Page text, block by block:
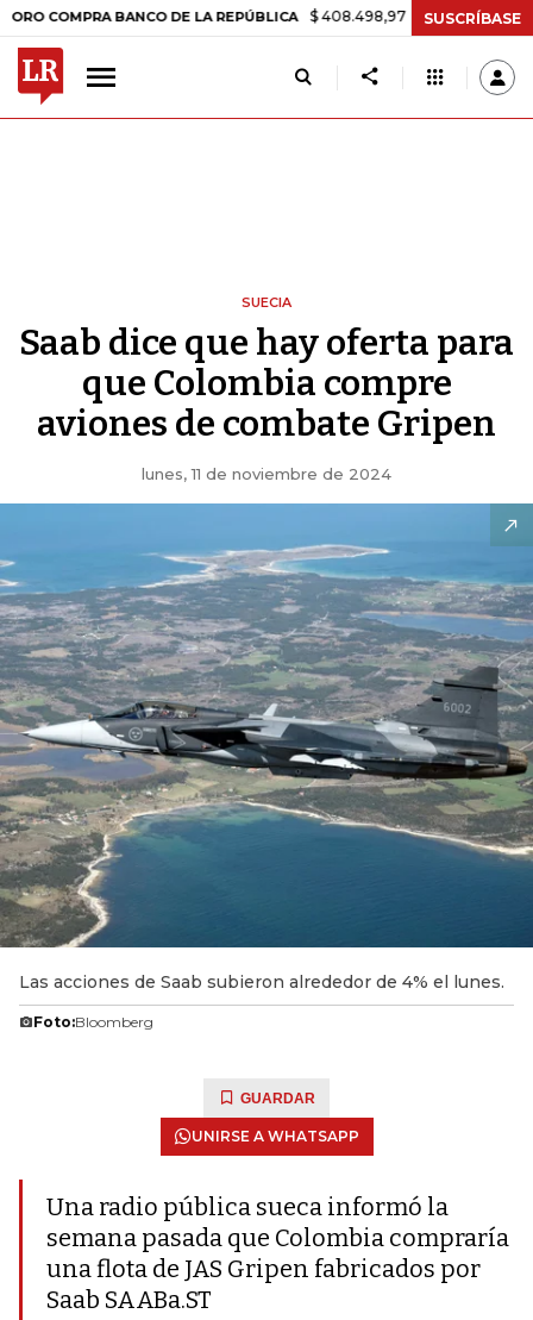
BANCO DE LA REPÚBLICA $ 408.498,97 +$ 8.753,81 +2,19%
SUSCRÍBASE
SUECIA
Saab dice que hay oferta para
que Colombia compre
aviones de combate Gripen
lunes, 11 de noviembre de 2024
Las acciones de Saab subieron alrededor de 4% el lunes.
Foto:Bloomberg
GUARDAR
UNIRSE A WHATSAPP
Una radio pública sueca informó la
semana pasada que Colombia compraría
una flota de JAS Gripen fabricados por
Saab SAABa.ST